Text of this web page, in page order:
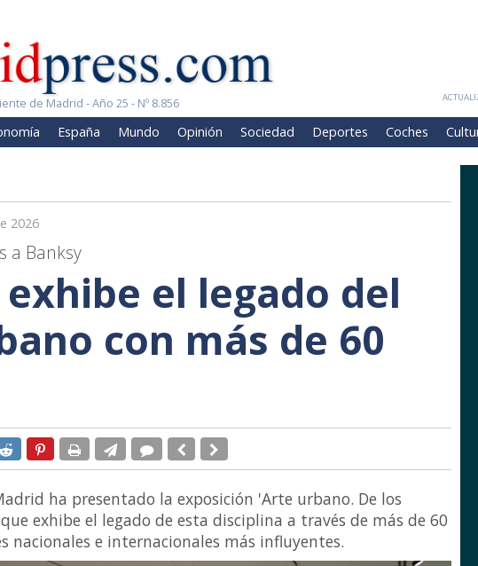
de Madrid - Año 25 - Nº 8.856
España Mundo Opinión Sociedad Deportes Coches
2026
a Banksy
el legado del
con más de 60
ha presentado la exposición 'Arte urbano. De los
exhibe el legado de esta disciplina a través de más de 60
nacionales e internacionales más influyentes.